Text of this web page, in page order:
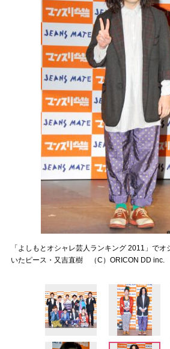
「よしもとオシャレ芸人ランキング 2011」で
いたピース・又吉直樹 （C）ORICON DD inc.